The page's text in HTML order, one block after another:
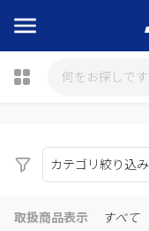
カテゴリ絞り込み
取扱商品表示 すべて